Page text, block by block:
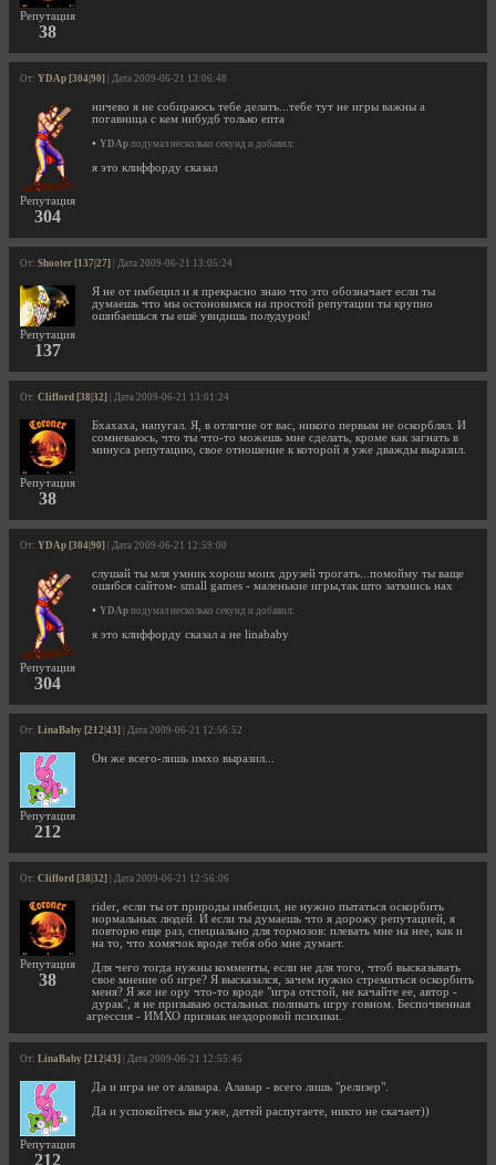
Репутация
38
От: YDAp [304|90] | Дата 2009-06-21 13:06:48
Репутация
304
ничево я не собираюсь тебе делать...тебе тут не игры важны а
погавница с кем нибудб только епта
• YDAp подумал несколько секунд и добавил:
я это клиффорду сказал
От: Shooter [137|27] | Дата 2009-06-21 13:05:24
Репутация
137
Я не от имбецил и я прекрасно знаю что это обозначает если ты
думаешь что мы остоновимся на простой репутации ты крупно
ошибаешься ты ешё увидишь полудурок!
От: Clifford [38|32] | Дата 2009-06-21 13:01:24
Репутация
38
Бхахаха, напугал. Я, в отличие от вас, никого первым не оскорблял. И
сомневаюсь, что ты что-то можешь мне сделать, кроме как загнать в
минуса репутацию, свое отношение к которой я уже дважды выразил.
От: YDAp [304|90] | Дата 2009-06-21 12:59:00
Репутация
304
слушай ты мля умник хорош моих друзей трогать...помойму ты ваще
ошибся сайтом- small games - маленькие игры,так што заткнись нах
• YDAp подумал несколько секунд и добавил:
я это клиффорду сказал а не linababy
От: LinaBaby [212|43] | Дата 2009-06-21 12:56:52
Репутация
212
Он же всего-лишь имхо выразил...
От: Clifford [38|32] | Дата 2009-06-21 12:56:06
Репутация
38
rider, если ты от природы имбецил, не нужно пытаться оскорбить
нормальных людей. И если ты думаешь что я дорожу репутацией, я
повторю еще раз, специально для тормозов: плевать мне на нее, как и
на то, что хомячок вроде тебя обо мне думает.
Для чего тогда нужны комменты, если не для того, чтоб высказывать
свое мнение об игре? Я высказался, зачем нужно стремиться оскорбить
меня? Я же не ору что-то вроде "игра отстой, не качайте ее, автор -
дурак", я не призываю остальных поливать игру говном. Беспочвенная
агрессия - ИМХО признак нездоровой психики.
От: LinaBaby [212|43] | Дата 2009-06-21 12:55:45
Репутация
212
Да и игра не от алавара. Алавар - всего лишь "релизер".
Да и успокойтесь вы уже, детей распугаете, никто не скачает))